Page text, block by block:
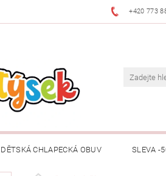
+420 773
DĚTSKÁ CHLAPECKÁ OBUV SLEVA -